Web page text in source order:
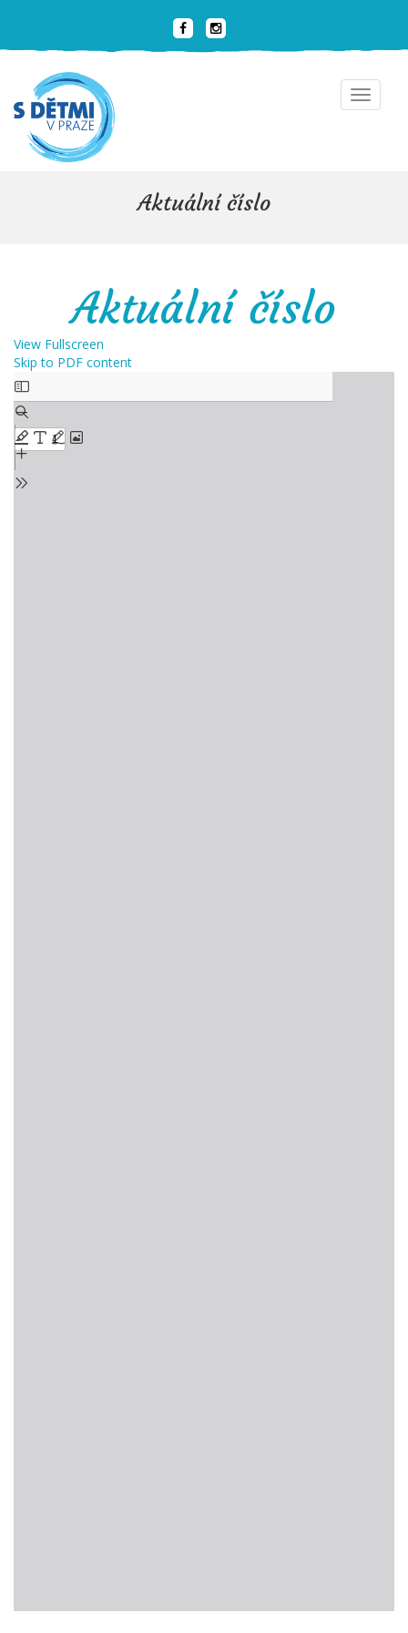
Toggle
Aktuální číslo
Aktuální číslo
View Fullscreen
Skip to PDF content